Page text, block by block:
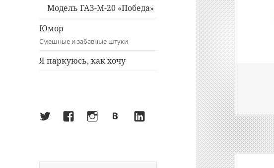
Модель ГАЗ-М-20 «Победа»
Юмор
Смешные и забавные штуки
Я паркуюсь, как хочу
TwitterFacebookInstagramВКонтакте
LinkedIn